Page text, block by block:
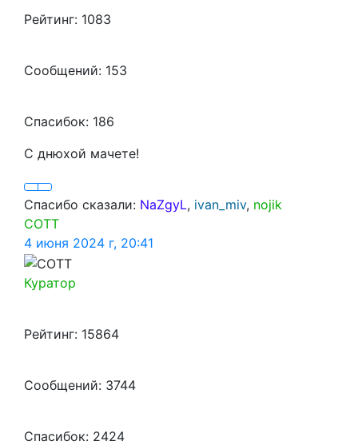
Рейтинг: 1083
Сообщений: 153
Спасибок: 186
С днюхой мачете!
Спасибо сказали: NaZgyL, ivan_miv, nojik
COTT
4 июня 2024 г, 20:41
Куратор
Рейтинг: 15864
Сообщений: 3744
Спасибок: 2424